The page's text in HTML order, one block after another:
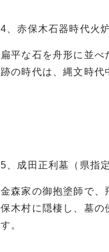
4、赤保木石器時代火
扁平な石を舟形に並
跡の時代は、縄文時代
5、成田正利墓（県指
金森家の御抱塗師で、
保木村に隠棲し、墓の
す。